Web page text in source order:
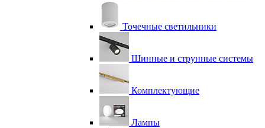
Точечные светильники
Шинные и струнные системы
Комплектующие
Лампы